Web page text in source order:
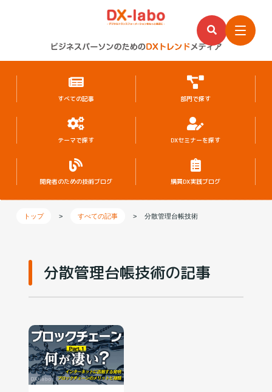
すべての記事 部門で探す
テーマで探す DXセミナーを探す
開発者のための技術ブログ 購買DX実践ブログ
トップ > すべての記事 > 分散管理台帳技術
分散管理台帳技術の記事